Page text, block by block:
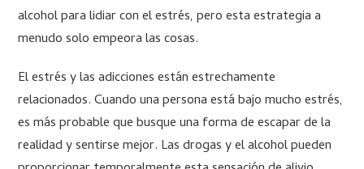
alcohol para lidiar con el estrés, pero esta estrategia a
menudo solo empeora las cosas.
El estrés y las adicciones están estrechamente
relacionados. Cuando una persona está bajo mucho estrés,
es más probable que busque una forma de escapar de la
realidad y sentirse mejor. Las drogas y el alcohol pueden